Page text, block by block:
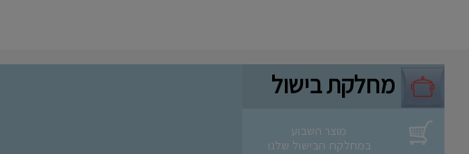
מחלקת בישול
מוצר השבוע
במחלקת הבישול שלנו